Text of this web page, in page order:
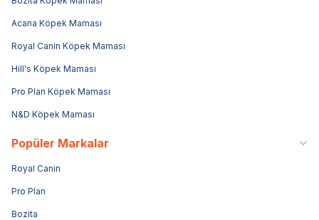
Acana Köpek Maması
Royal Canin Köpek Maması
Hill's Köpek Maması
Pro Plan Köpek Maması
N&D Köpek Maması
Popüler Markalar
Royal Canin
Pro Plan
Bozita